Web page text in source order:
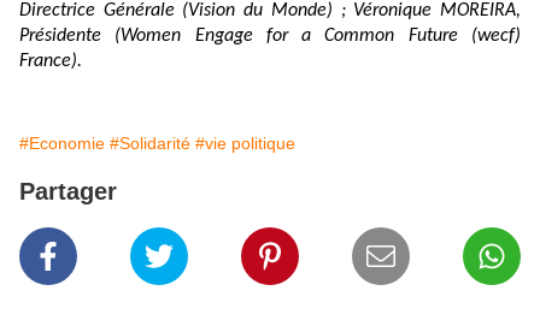
Directrice Générale (Vision du Monde) ; Véronique MOREIRA,
Présidente (Women Engage for a Common Future (wecf)
France).
#Economie #Solidarité #vie politique
Partager